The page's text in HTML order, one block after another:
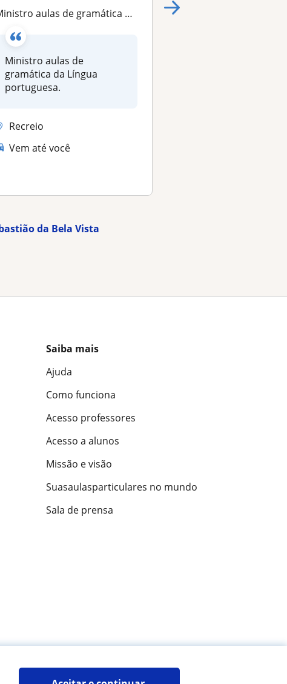
Ministro aulas de gramática da Língua portuguesa
Ministro aulas de
gramática da Língua
portuguesa.
Recreio
Vem até você
da Bela Vista
Saiba mais
Ajuda
Como funciona
Acesso professores
Acesso a alunos
Missão e visão
Suasaulasparticulares no mundo
Sala de prensa
de alunos